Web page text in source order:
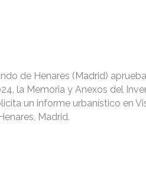
de Henares (Madrid)
la Memoria y Anexos del
un informe urbanístico en
Madrid.